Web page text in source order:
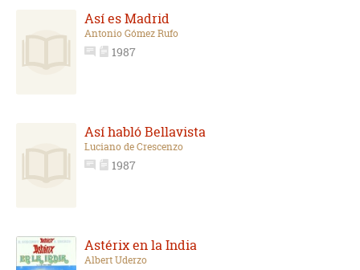
Así es Madrid
Antonio Gómez Rufo
1987
Así habló Bellavista
Luciano de Crescenzo
1987
Astérix en la India
Albert Uderzo